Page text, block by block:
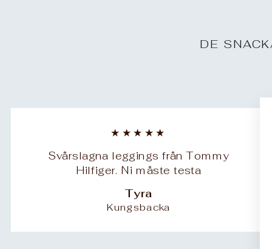
DE
★★★★★
Svårslagna leggings från Tommy
Hilfiger. Ni måste testa
Tyra
Kungsbacka